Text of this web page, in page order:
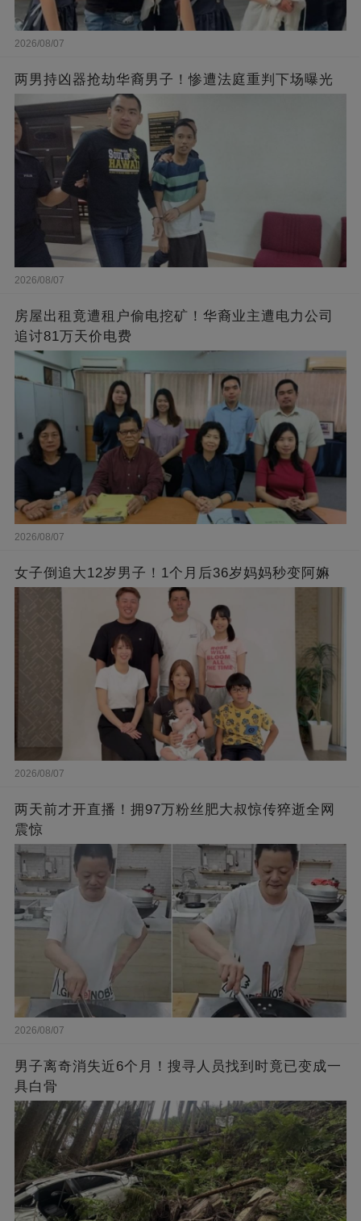
2026/08/07
两男持凶器抢劫华裔男子！惨遭法庭重判下场曝光
2026/08/07
房屋出租竟遭租户偷电挖矿！华裔业主遭电力公司
追讨81万天价电费
2026/08/07
女子倒追大12岁男子！1个月后36岁妈妈秒变阿嫲
2026/08/07
两天前才开直播！拥97万粉丝肥大叔惊传猝逝全网
震惊
2026/08/07
男子离奇消失近6个月！搜寻人员找到时竟已变成一
具白骨